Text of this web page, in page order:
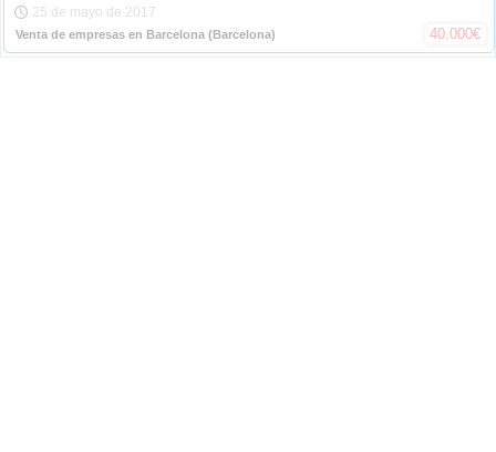
25 de mayo de 2017
Venta de empresas en Barcelona (Barcelona) 40.000€